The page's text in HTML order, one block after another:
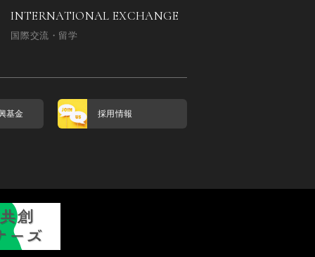
INTERNATIONAL EXCHANGE
国際交流・留学
基金 採用情報